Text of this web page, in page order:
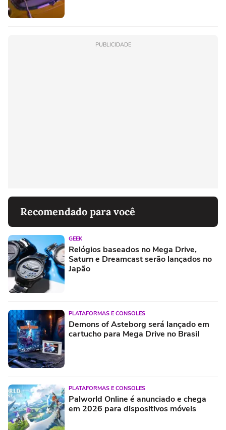
PUBLICIDADE
Recomendado para você
GEEK
Relógios baseados no Mega Drive,
Saturn e Dreamcast serão lançados no
Japão
PLATAFORMAS E CONSOLES
Demons of Asteborg será lançado em
cartucho para Mega Drive no Brasil
PLATAFORMAS E CONSOLES
Palworld Online é anunciado e chega
em 2026 para dispositivos móveis